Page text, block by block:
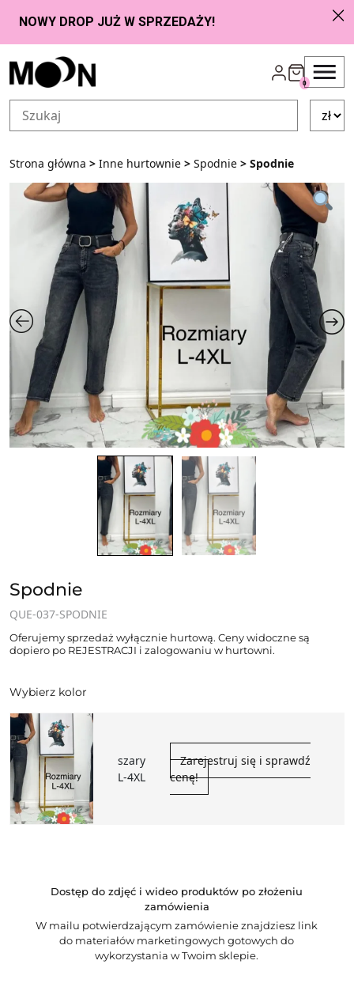
Przejdź do zawartości
0
Strona główna > Inne hurtownie > Spodnie > Spodnie
Spodnie
QUE-037-SPODNIE
Oferujemy sprzedaż wyłącznie hurtową. Ceny widoczne są
dopiero po REJESTRACJI i zalogowaniu w hurtowni.
Wybierz kolor
szary
L-4XL
Zarejestruj się i sprawdź
cenę!
Dostęp do zdjęć i wideo produktów po złożeniu
zamówienia
W mailu potwierdzającym zamówienie znajdziesz link
do materiałów marketingowych gotowych do
wykorzystania w Twoim sklepie.